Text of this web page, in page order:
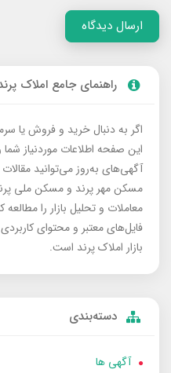
ارسال دیدگاه
راهنمای جامع املاک
اگر به دنبال خرید و فروش یا
این صفحه اطلاعات موردنیاز شما
آگهی‌های به‌روز می‌توانید
مسکن مهر پرند و مسکن ملی
معاملات و تحلیل بازار را
فایل‌های معتبر و محتوای
بازار املاک پرند است.
دسته‌بندی
آگهی ها